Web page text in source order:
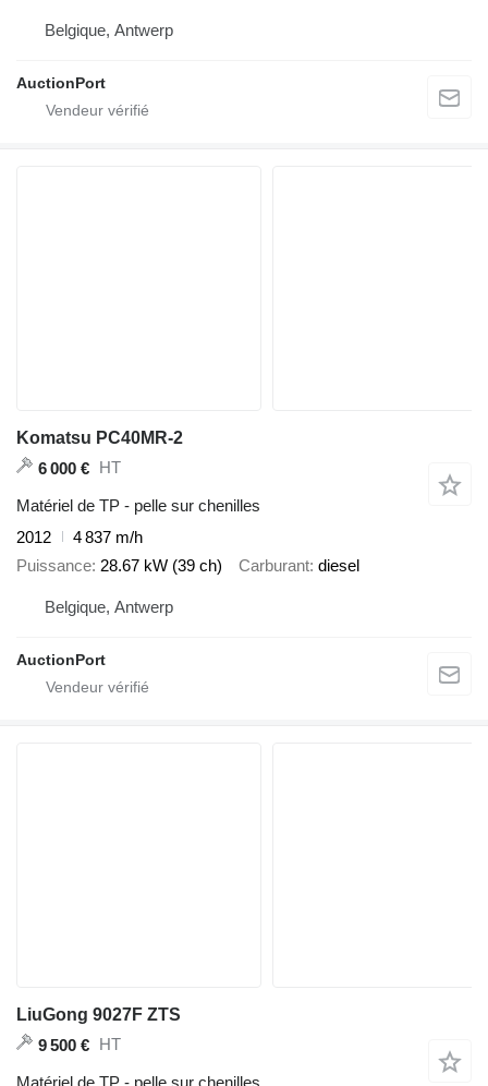
Belgique, Antwerp
AuctionPort
Komatsu PC40MR-2
6 000 € HT
Matériel de TP - pelle sur chenilles
2012
4 837 m/h
Puissance 28.67 kW (39 ch) Carburant diesel
Belgique, Antwerp
AuctionPort
LiuGong 9027F ZTS
9 500 € HT
Matériel de TP - pelle sur chenilles